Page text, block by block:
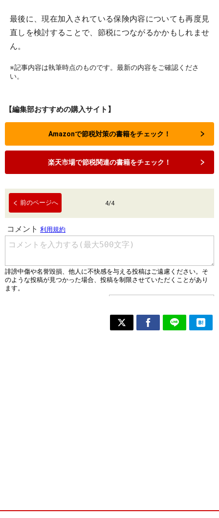
最後に、現在加入されている保険内容についても再度見
直しを検討することで、節税につながるかかもしれませ
ん。
※記事内容は執筆時点のものです。最新の内容をご確認くださ
い。
【編集部おすすめの購入サイト】
Amazonで節税対策の書籍をチェック！
楽天市場で節税関連の書籍をチェック！
前のページへ 4/4